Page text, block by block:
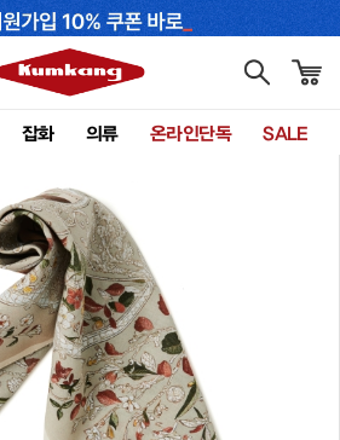
잡화 의류 온라인단독 SALE